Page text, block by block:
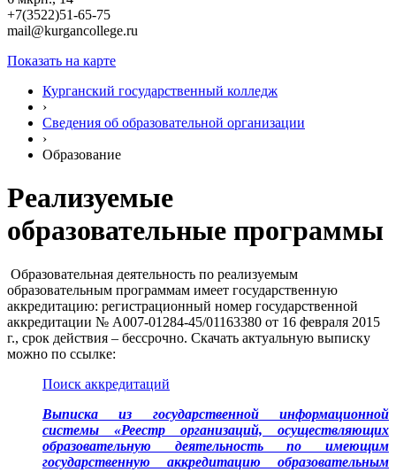
+7(3522)51-65-75
mail@kurgancollege.ru
Показать на карте
Курганский государственный колледж
›
Сведения об образовательной организации
›
Образование
Реализуемые
образовательные программы
Образовательная деятельность по реализуемым
образовательным программам имеет государственную
аккредитацию: регистрационный номер государственной
аккредитации № А007-01284-45/01163380 от 16 февраля 2015
г., срок действия – бессрочно. Скачать актуальную выписку
можно по ссылке:
Поиск аккредитаций
Выписка из государственной информационной
системы «Реестр организаций, осуществляющих
образовательную деятельность по имеющим
государственную аккредитацию образовательным